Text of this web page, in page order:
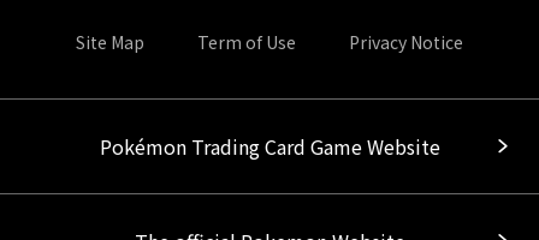
Site Map Term of Use Privacy Notice
Pokémon Trading Card Game Website